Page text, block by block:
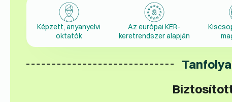
Képzett, anyanyelvi
oktatók
Az európai KER-
keretrendszer alapján